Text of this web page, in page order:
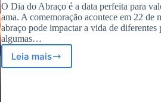
O Dia do Abraço é a data perfeita para
ama. A comemoração acontece em 22 de
abraço pode impactar a vida de diferentes
algumas…
Leia mais
Por